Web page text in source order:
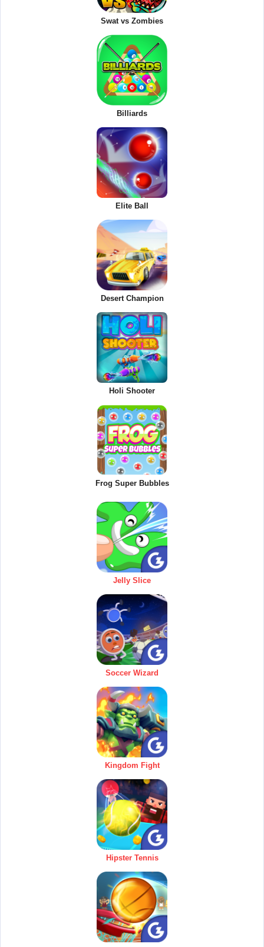
Swat vs Zombies
Billiards
Elite Ball
Desert Champion
Holi Shooter
Frog Super Bubbles
Jelly Slice
Soccer Wizard
Kingdom Fight
Hipster Tennis